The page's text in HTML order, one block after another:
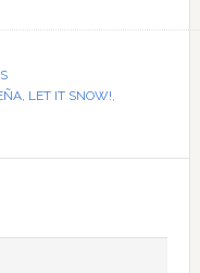
, LET IT SNOW!